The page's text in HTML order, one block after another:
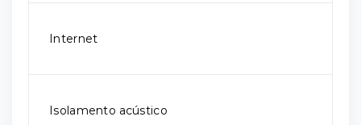
Internet
Isolamento acústico